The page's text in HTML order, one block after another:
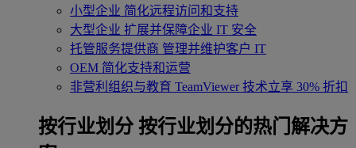
小型企业 简化远程访问和支持
大型企业 扩展并保障企业 IT 安全
托管服务提供商 管理并维护客户 IT
OEM 简化支持和运营
非营利组织与教育 TeamViewer 技术立享 30% 折扣
‌按行业划分 按行业划分的热门解决方